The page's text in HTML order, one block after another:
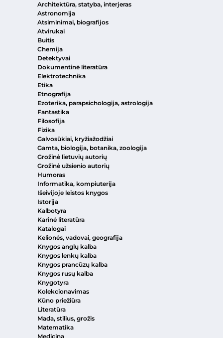
Architektūra, statyba, interjeras
Astronomija
Atsiminimai, biografijos
Atvirukai
Buitis
Chemija
Detektyvai
Dokumentinė literatūra
Elektrotechnika
Etika
Etnografija
Ezoterika, parapsichologija, astrologija
Fantastika
Filosofija
Fizika
Galvosūkiai, kryžiažodžiai
Gamta, biologija, botanika, zoologija
Grožinė lietuvių autorių
Grožinė užsienio autorių
Humoras
Informatika, kompiuterija
Išeivijoje leistos knygos
Istorija
Kalbotyra
Karinė literatūra
Katalogai
Kelionės, vadovai, geografija
Knygos anglų kalba
Knygos lenkų kalba
Knygos prancūzų kalba
Knygos rusų kalba
Knygotyra
Kolekcionavimas
Kūno priežiūra
Literatūra
Mada, stilius, grožis
Matematika
Medicina